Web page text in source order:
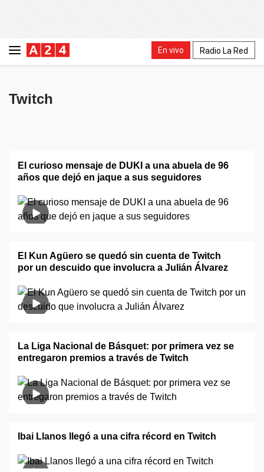
En vivo Radio La Red
Twitch
El curioso mensaje de DUKI a una abuela de 96
años que dejó en jaque a sus seguidores
El Kun Agüero se quedó sin cuenta de Twitch
por un descuido que involucra a Julián Álvarez
La Liga Nacional de Básquet: por primera vez se
entregaron premios a través de Twitch
Ibai Llanos llegó a una cifra récord en Twitch